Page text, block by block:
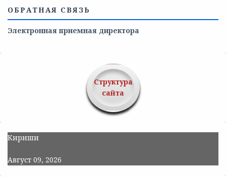
ОБРАТНАЯ СВЯЗЬ
Электронная приемная директора
Структура
сайта
Кириши
Август 09, 2026